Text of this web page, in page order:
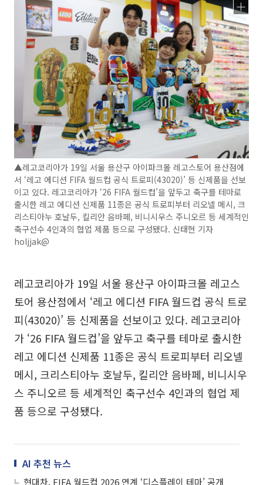
▲레고코리아가 19일 서울 용산구 아이파크몰 레고스토어 용산점에
서 ‘레고 에디션 FIFA 월드컵 공식 트로피(43020)’ 등 신제품을 선보
이고 있다. 레고코리아가 ‘26 FIFA 월드컵’을 앞두고 축구를 테마로
출시한 레고 에디션 신제품 11종은 공식 트로피부터 리오넬 메시, 크
리스티아누 호날두, 킬리안 음바페, 비니시우스 주니오르 등 세계적인
축구선수 4인과의 협업 제품 등으로 구성됐다. 신태현 기자
holjjak@
레고코리아가 19일 서울 용산구 아이파크몰 레고스
토어 용산점에서 ‘레고 에디션 FIFA 월드컵 공식 트로
피(43020)’ 등 신제품을 선보이고 있다. 레고코리아
가 ‘26 FIFA 월드컵’을 앞두고 축구를 테마로 출시한
레고 에디션 신제품 11종은 공식 트로피부터 리오넬
메시, 크리스티아누 호날두, 킬리안 음바페, 비니시우
스 주니오르 등 세계적인 축구선수 4인과의 협업 제
품 등으로 구성됐다.
AI 추천 뉴스
현대차, FIFA 월드컵 2026 연계 ‘디스플레이 테마’ 공개